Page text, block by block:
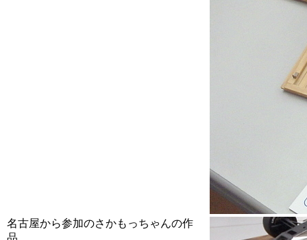
名古屋から参加のさかもっちゃんの作
品。